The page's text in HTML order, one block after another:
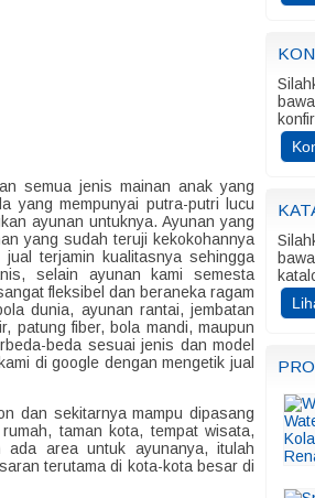
semua jenis mainan anak yang
yang mempunyai putra-putri lucu
ayunan untuknya. Ayunan yang
yang sudah teruji kekokohannya
terjamin kualitasnya sehingga
selain ayunan kami semesta
fleksibel dan beraneka ragam
dunia, ayunan rantai, jembatan
patung fiber, bola mandi, maupun
beda sesuai jenis dan model
di google dengan mengetik jual
dan sekitarnya mampu dipasang
taman kota, tempat wisata,
area untuk ayunanya, itulah
terutama di kota-kota besar di